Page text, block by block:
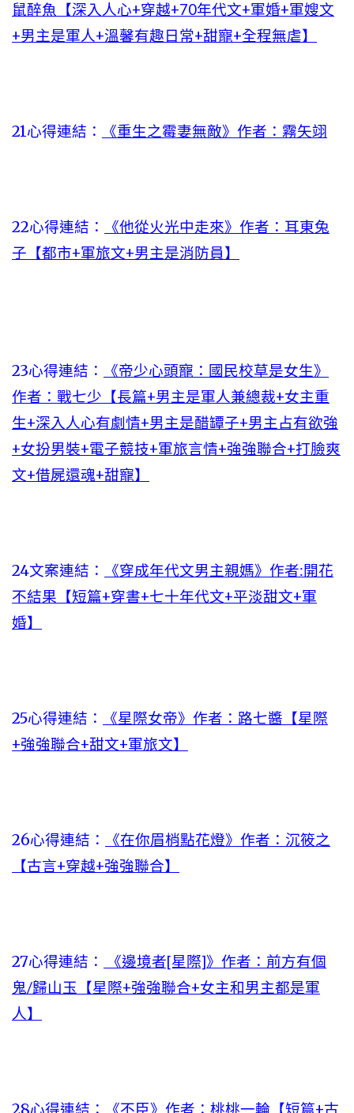
鼠醉魚【深入人心+穿越+70年代文+軍婚+軍嫂文
+男主是軍人+溫馨有趣日常+甜寵+全程無虐】
21心得連結： 《重生之霉妻無敵》作者：霧矢翊
22心得連結：
《他從火光中走來》作者：耳東兔
子【都市+軍旅文+男主是消防員】
23心得連結：
《帝少心頭寵：國民校草是女生》
作者：戰七少【長篇+男主是軍人兼總裁+女主重
生+深入人心有劇情+男主是醋罈子+男主占有欲強
+女扮男裝+電子競技+軍旅言情+強強聯合+打臉爽
文+借屍還魂+甜寵】
24文案連結：
《穿成年代文男主親媽》作者:開花
不結果【短篇+穿書+七十年代文+平淡甜文+軍
婚】
25心得連結：
《星際女帝》作者：路七醬【星際
+強強聯合+甜文+軍旅文】
26心得連結：
《在你眉梢點花燈》作者：沉筱之
【古言+穿越+強強聯合】
27心得連結：
《邊境者[星際]》作者：前方有個
鬼/歸山玉【星際+強強聯合+女主和男主都是軍
人】
《不臣》作者：桃桃一輪【短篇+古